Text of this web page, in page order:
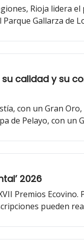
Rioja lidera el
Gallarza de
su calidad y su
con un Gran
de Pelayo, con un
ha recibido
Pintablanca
2026
Premios Ecovino.
pueden